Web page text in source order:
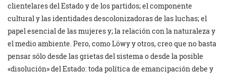
clientelares del Estado y de los partidos; el componente
cultural y las identidades descolonizadoras de las luchas; el
papel esencial de las mujeres y; la relación con la naturaleza y
el medio ambiente. Pero, como Löwy y otros, creo que no basta
pensar sólo desde las grietas del sistema o desde la posible
«disolución» del Estado: toda política de emancipación debe y